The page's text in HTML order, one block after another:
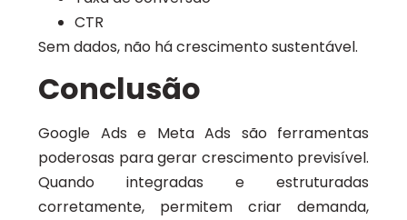
CTR
Sem dados, não há crescimento sustentável.
Conclusão
Google Ads e Meta Ads são ferramentas
poderosas para gerar crescimento previsível.
Quando integradas e estruturadas
corretamente, permitem criar demanda,